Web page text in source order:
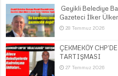
Geyikli Belediye
Gazeteci İlker
28 Temmuz 2026
ÇEKMEKÖY
TARTIŞMASI
27 Temmuz 2026